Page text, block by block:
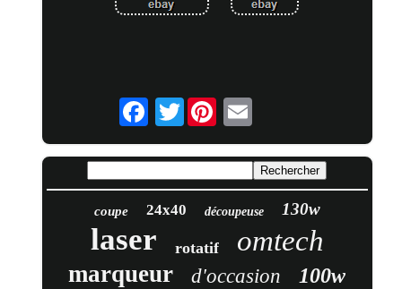
Twitter
coupe 24x40 découpeuse 130w
laser rotatif omtech
marqueur d'occasion 100w